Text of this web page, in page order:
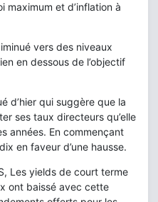
maximum et d’inflation à
vers des niveaux
en dessous de l’objectif
d’hier qui suggère que la
ses taux directeurs qu’elle
années. En commençant
en faveur d’une hausse.
Les yields de court terme
ont baissé avec cette